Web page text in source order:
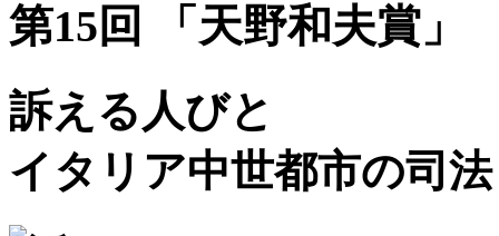
第15回 「天野和夫賞」
訴える人びと
イタリア中世都市の司